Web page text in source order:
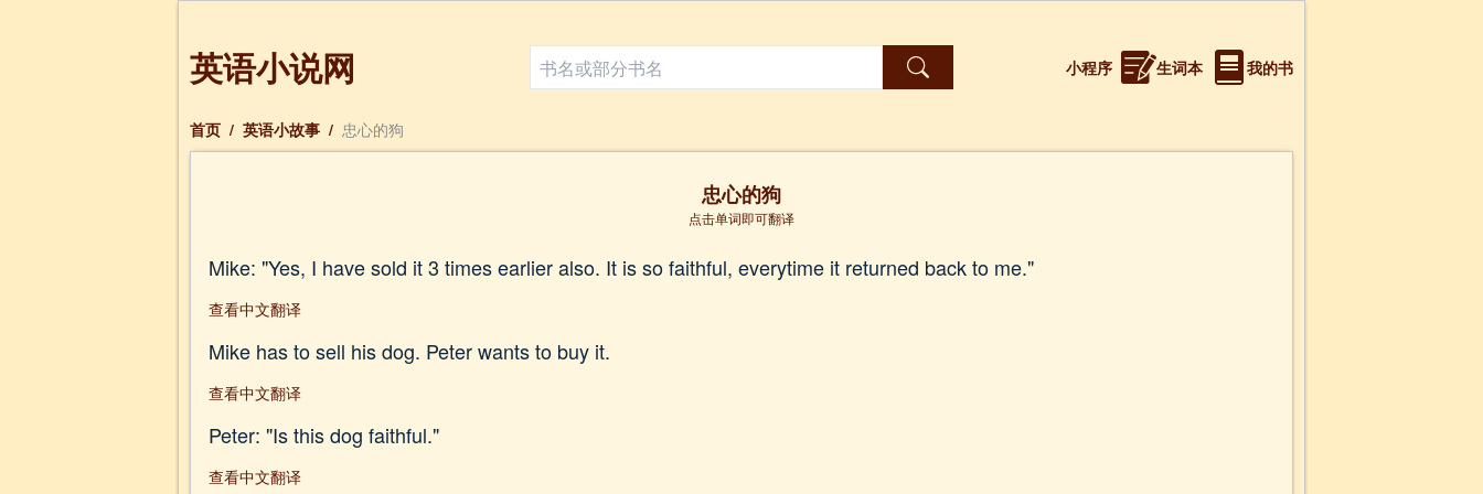
英语小说网 小程序 生词本 我的书
首页 / 英语小故事 / 忠心的狗
忠心的狗
点击单词即可翻译
Mike: "Yes, I have sold it 3 times earlier also. It is so faithful, everytime it returned back to me."
查看中文翻译
Mike has to sell his dog. Peter wants to buy it.
查看中文翻译
Peter: "Is this dog faithful."
查看中文翻译